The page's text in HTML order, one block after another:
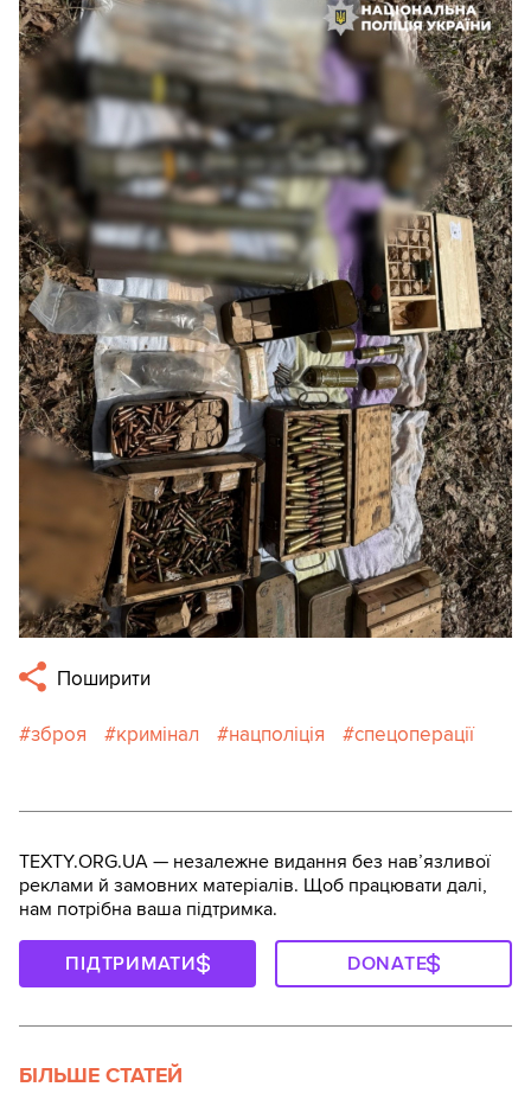
Поширити
зброя кримінал нацполіція спецоперації
TEXTY.ORG.UA — незалежне видання без навʼязливої
реклами й замовних матеріалів. Щоб працювати далі,
нам потрібна ваша підтримка.
ПІДТРИМАТИ DONATE
БІЛЬШЕ СТАТЕЙ